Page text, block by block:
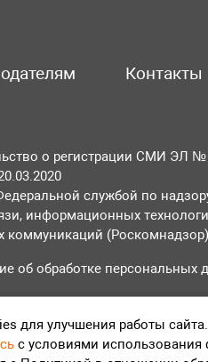
Контакты
о регистрации СМИ ЭЛ
службой по
информационных
коммуникаций
об обработке персональных
на обработку персональных
для улучшения работы
с условиями использования